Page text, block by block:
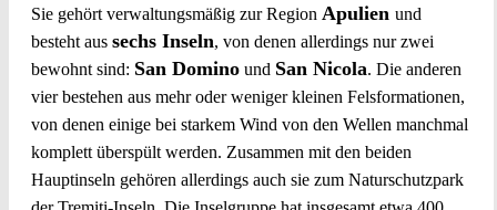
Sie gehört verwaltungsmäßig zur Region Apulien und
besteht aus sechs Inseln, von denen allerdings nur zwei
bewohnt sind: San Domino und San Nicola. Die anderen
vier bestehen aus mehr oder weniger kleinen Felsformationen,
von denen einige bei starkem Wind von den Wellen manchmal
komplett überspült werden. Zusammen mit den beiden
Hauptinseln gehören allerdings auch sie zum Naturschutzpark